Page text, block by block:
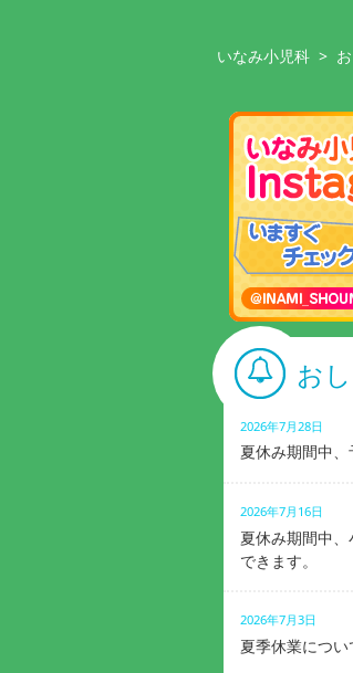
いなみ小児科 >
お
2026年7月28日
夏休み期間中、
2026年7月16日
夏休み期間中
できます。
2026年7月3日
夏季休業につい